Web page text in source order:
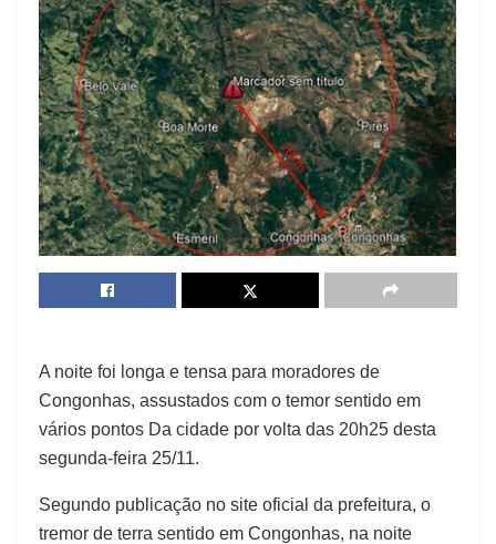
A noite foi longa e tensa para moradores de
Congonhas, assustados com o temor sentido em
vários pontos Da cidade por volta das 20h25 desta
segunda-feira 25/11.
Segundo publicação no site oficial da prefeitura, o
tremor de terra sentido em Congonhas, na noite